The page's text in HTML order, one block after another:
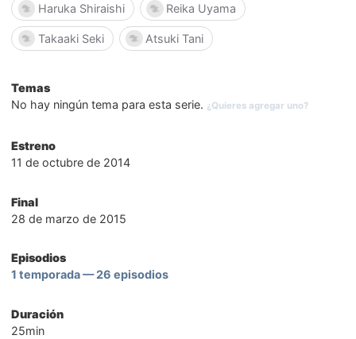
Haruka Shiraishi Reika Uyama
Takaaki Seki Atsuki Tani
Temas
No hay ningún tema para esta serie. ¿Quieres agregar uno?
Estreno
11 de octubre de 2014
Final
28 de marzo de 2015
Episodios
1 temporada — 26 episodios
Duración
25min